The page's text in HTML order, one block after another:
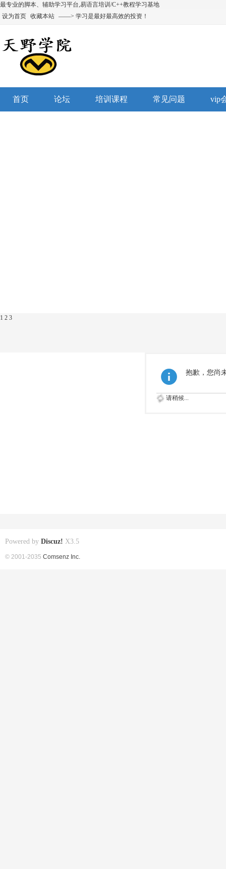
最专业的脚本、辅助学习平台,易语言培训/C++教程学习基地
设为首页 收藏本站 ——> 学习是最好最高效的投资！
首页 论坛 培训课程 常见问题 vip
1 2 3
抱歉，您尚
请稍候...
Powered by Discuz! X3.5
© 2001-2035 Comsenz Inc.